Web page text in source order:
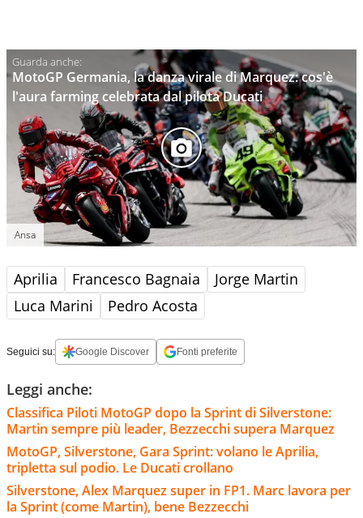
MotoGP Germania, la danza virale di Marquez: cos'è
l'aura farming celebrata dal pilota Ducati
Ansa
Aprilia Francesco Bagnaia
Jorge Martin
Luca Marini
Pedro Acosta
Seguici su: Google Discover Fonti preferite
Leggi anche:
Classifica Piloti MotoGP dopo la Sprint di Silverstone:
Martin sempre più leader, Bezzecchi supera Marquez
MotoGP, Silverstone, Gara Sprint: volano le Aprilia,
tripletta sul podio. Le Ducati crollano
Silverstone, Alex Marquez super in FP1. Marc lavora per
la Sprint (come Martin), bene Bezzecchi